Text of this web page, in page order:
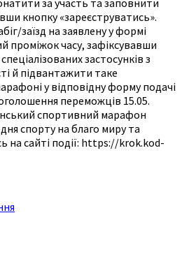
кнопку «зареєструватись».
заїзд на заявлену у формі
проміжок часу, зафіксувавши
застосунків з
й підвантажити таке
у відповідну форму подачі
переможців 15.05.
спортивний марафон
спорту на благо миру та
на сайті події: https://krok.kod-